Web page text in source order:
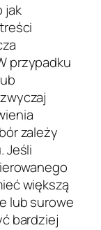
jak
przypadku
zależy
Jeśli
większą
lub surowe
bardziej